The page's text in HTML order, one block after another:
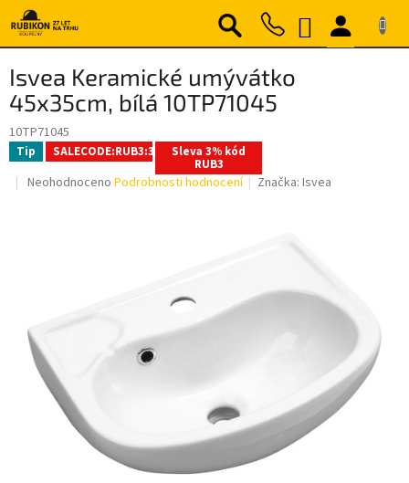
Přejít
na
obsah
NÁKUPNÍ
KOŠÍK
Isvea Keramické umývátko
45x35cm, bílá 10TP71045
10TP71045
Tip SALECODE:RUB3:3:% Sleva 3% kód
RUB3
Průměrné
Neohodnoceno Podrobnosti hodnocení Značka:Isvea